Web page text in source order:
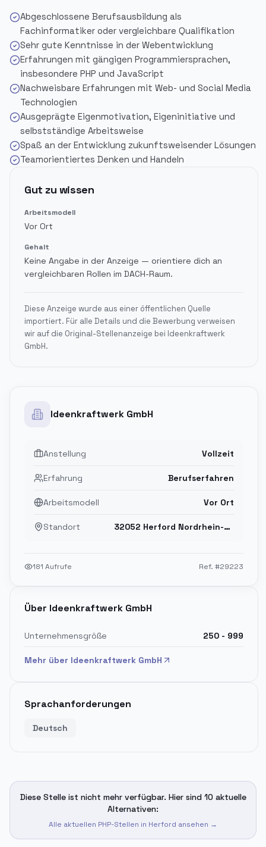
Abgeschlossene Berufsausbildung als
Fachinformatiker oder vergleichbare Qualifikation
Sehr gute Kenntnisse in der Webentwicklung
Erfahrungen mit gängigen Programmiersprachen,
insbesondere PHP und JavaScript
Nachweisbare Erfahrungen mit Web- und Social Media
Technologien
Ausgeprägte Eigenmotivation, Eigeninitiative und
selbstständige Arbeitsweise
Spaß an der Entwicklung zukunftsweisender Lösungen
Teamorientiertes Denken und Handeln
Gut zu wissen
Arbeitsmodell
Vor Ort
Gehalt
Keine Angabe in der Anzeige — orientiere dich an
vergleichbaren Rollen im DACH-Raum.
Diese Anzeige wurde aus einer öffentlichen Quelle
importiert. Für alle Details und die Bewerbung verweisen
wir auf die Original-Stellenanzeige bei Ideenkraftwerk
GmbH.
Ideenkraftwerk GmbH
Anstellung Vollzeit
Erfahrung Berufserfahren
Arbeitsmodell Vor Ort
Standort 32052 Herford Nordrhein-Westfalen
181 Aufrufe Ref. #29223
Über Ideenkraftwerk GmbH
Unternehmensgröße 250 - 999
Mehr über Ideenkraftwerk GmbH
Sprachanforderungen
Deutsch
Diese Stelle ist nicht mehr verfügbar. Hier sind 10 aktuelle
Alternativen:
Alle aktuellen PHP-Stellen in Herford ansehen →